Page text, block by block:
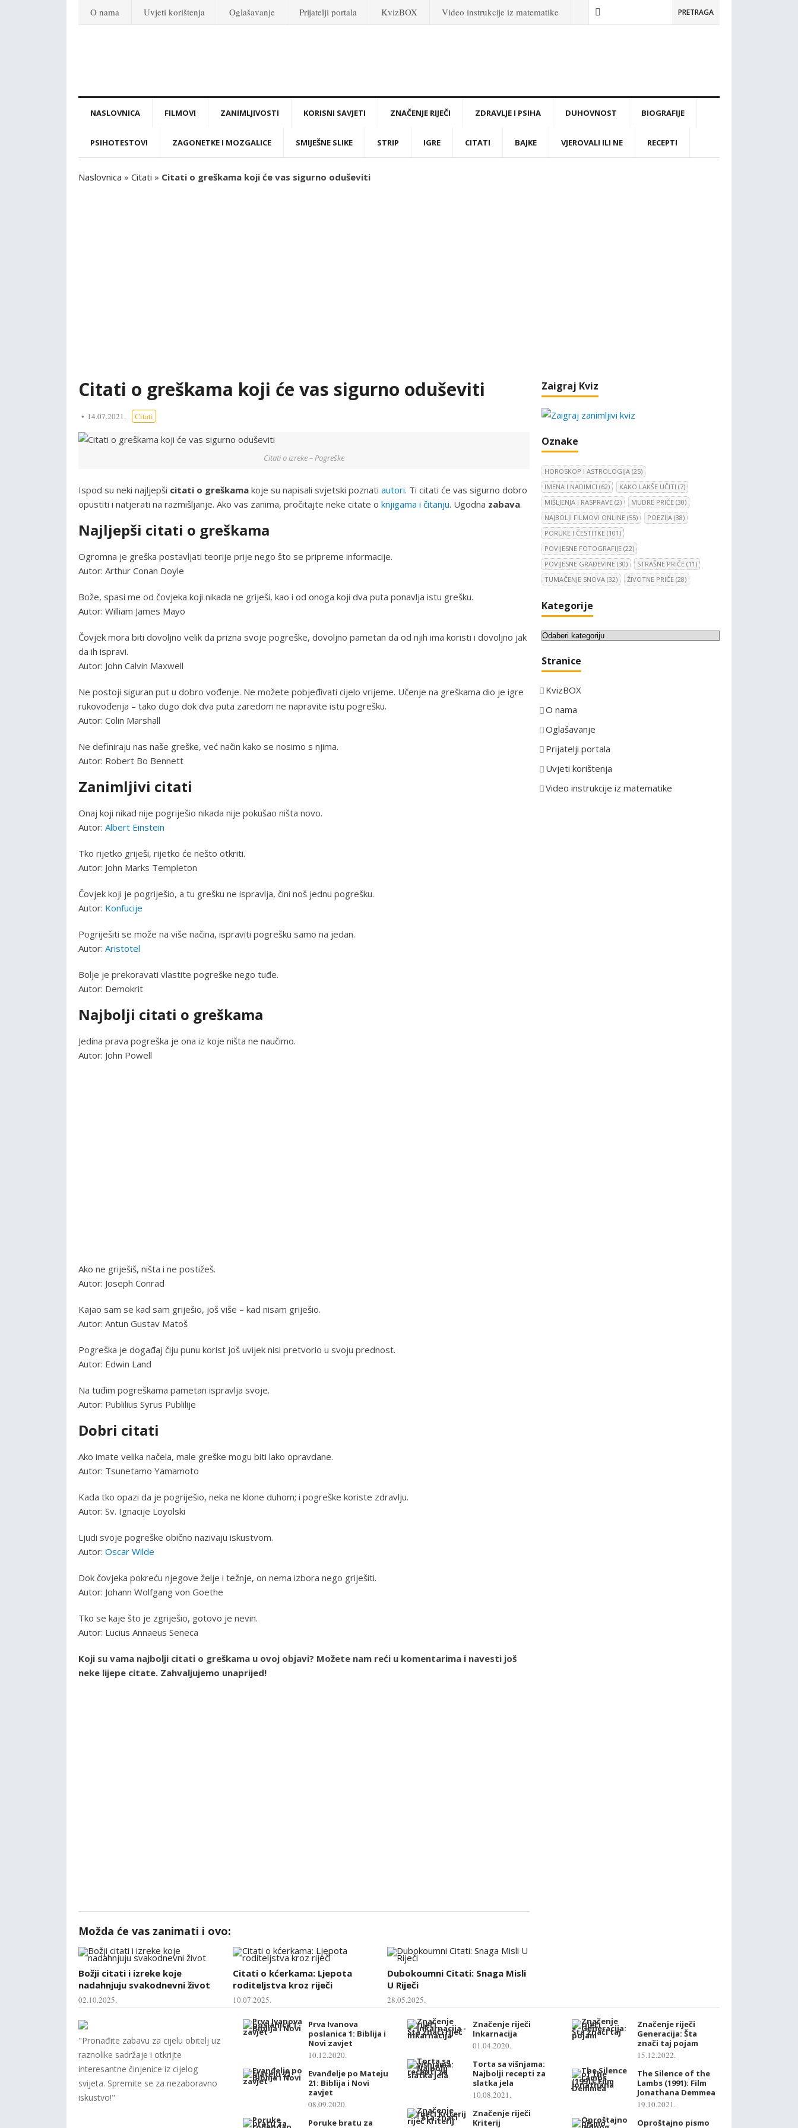
O nama Uvjeti korištenja Oglašavanje Prijatelji portala KvizBOX Video instrukcije iz matematike PRETRAGA
NASLOVNICA FILMOVI ZANIMLJIVOSTI KORISNI SAVJETI ZNAČENJE RIJEČI ZDRAVLJE I PSIHA DUHOVNOST BIOGRAFIJE
PSIHOTESTOVI ZAGONETKE I MOZGALICE SMIJEŠNE SLIKE STRIP IGRE CITATI BAJKE VJEROVALI ILI NE RECEPTI
Naslovnica » Citati » Citati o greškama koji će vas sigurno oduševiti
Citati o greškama koji će vas sigurno oduševiti
14.07.2021. Citati
Citati o izreke – Pogreške
Ispod su neki najljepši citati o greškama koje su napisali svjetski poznati autori. Ti citati će vas sigurno dobro
opustiti i natjerati na razmišljanje. Ako vas zanima, pročitajte neke citate o knjigama i čitanju. Ugodna zabava.
Najljepši citati o greškama
Ogromna je greška postavljati teorije prije nego što se pripreme informacije.
Autor: Arthur Conan Doyle
Bože, spasi me od čovjeka koji nikada ne griješi, kao i od onoga koji dva puta ponavlja istu grešku.
Autor: William James Mayo
Čovjek mora biti dovoljno velik da prizna svoje pogreške, dovoljno pametan da od njih ima koristi i dovoljno jak
da ih ispravi.
Autor: John Calvin Maxwell
Ne postoji siguran put u dobro vođenje. Ne možete pobjeđivati cijelo vrijeme. Učenje na greškama dio je igre
rukovođenja – tako dugo dok dva puta zaredom ne napravite istu pogrešku.
Autor: Colin Marshall
Ne definiraju nas naše greške, već način kako se nosimo s njima.
Autor: Robert Bo Bennett
Zanimljivi citati
Onaj koji nikad nije pogriješio nikada nije pokušao ništa novo.
Autor: Albert Einstein
Tko rijetko griješi, rijetko će nešto otkriti.
Autor: John Marks Templeton
Čovjek koji je pogriješio, a tu grešku ne ispravlja, čini noš jednu pogrešku.
Autor: Konfucije
Pogriješiti se može na više načina, ispraviti pogrešku samo na jedan.
Autor: Aristotel
Bolje je prekoravati vlastite pogreške nego tuđe.
Autor: Demokrit
Najbolji citati o greškama
Jedina prava pogreška je ona iz koje ništa ne naučimo.
Autor: John Powell
Ako ne griješiš, ništa i ne postižeš.
Autor: Joseph Conrad
Kajao sam se kad sam griješio, još više – kad nisam griješio.
Autor: Antun Gustav Matoš
Pogreška je događaj čiju punu korist još uvijek nisi pretvorio u svoju prednost.
Autor: Edwin Land
Na tuđim pogreškama pametan ispravlja svoje.
Autor: Publilius Syrus Publilije
Dobri citati
Ako imate velika načela, male greške mogu biti lako opravdane.
Autor: Tsunetamo Yamamoto
Kada tko opazi da je pogriješio, neka ne klone duhom; i pogreške koriste zdravlju.
Autor: Sv. Ignacije Loyolski
Ljudi svoje pogreške obično nazivaju iskustvom.
Autor: Oscar Wilde
Dok čovjeka pokreću njegove želje i težnje, on nema izbora nego griješiti.
Autor: Johann Wolfgang von Goethe
Tko se kaje što je zgriješio, gotovo je nevin.
Autor: Lucius Annaeus Seneca
Koji su vama najbolji citati o greškama u ovoj objavi? Možete nam reći u komentarima i navesti još
neke lijepe citate. Zahvaljujemo unaprijed!
Možda će vas zanimati i ovo:
Božji citati i izreke koje
nadahnjuju svakodnevni život
02.10.2025.
Citati o kćerkama: Ljepota
roditeljstva kroz riječi
10.07.2025.
Dubokoumni Citati: Snaga Misli
U Riječi
28.05.2025.
Zaigraj Kviz
Oznake
HOROSKOP I ASTROLOGIJA (25)
IMENA I NADIMCI (62) KAKO LAKŠE UČITI (7)
MIŠLJENJA I RASPRAVE (2) MUDRE PRIČE (30)
NAJBOLJI FILMOVI ONLINE (55) POEZIJA (38)
PORUKE I ČESTITKE (101)
POVIJESNE FOTOGRAFIJE (22)
POVIJESNE GRAĐEVINE (30) STRAŠNE PRIČE (11)
TUMAČENJE SNOVA (32) ŽIVOTNE PRIČE (28)
Kategorije
K
t
g
o
i
j
e
Stranice
KvizBOX
O nama
Oglašavanje
Prijatelji portala
Uvjeti korištenja
Video instrukcije iz matematike
"Pronađite zabavu za cijelu obitelj uz
raznolike sadržaje i otkrijte
interesantne činjenice iz cijelog
svijeta. Spremite se za nezaboravno
iskustvo!"
Prva Ivanova
poslanica 1: Biblija i
Novi zavjet
10.12.2020.
Evanđelje po Mateju
21: Biblija i Novi
zavjet
08.09.2020.
Poruke bratu za
Značenje riječi
Inkarnacija
01.04.2020.
Torta sa višnjama:
Najbolji recepti za
slatka jela
10.08.2021.
Značenje riječi
Kriterij
Značenje riječi
Generacija: Šta
znači taj pojam
15.12.2022.
The Silence of the
Lambs (1991): Film
Jonathana Demmea
19.10.2021.
Oproštajno pismo